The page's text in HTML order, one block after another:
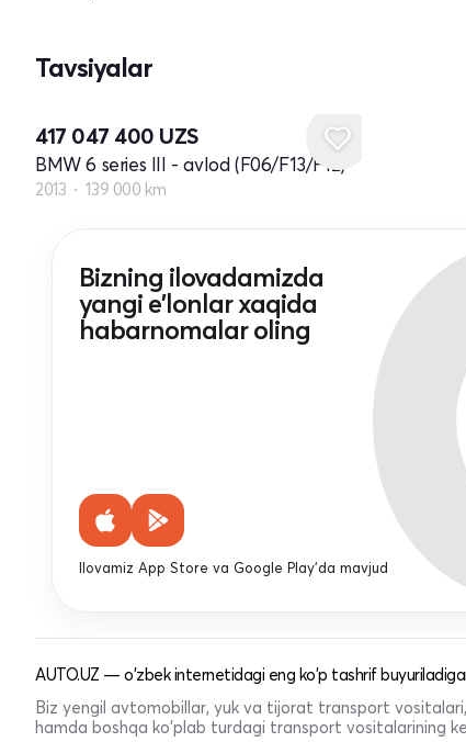
Tavsiyalar
417 047 400 UZS
BMW 6 series III - avlod (F06/F13/F12)
2013 139 000 km
Bizning ilovadamizda
yangi e'lonlar xaqida
habarnomalar oling
Ilovamiz App Store va Google Play'da mavjud
AUTO.UZ — o'zbek internetidagi eng ko'p tashrif
Biz yengil avtomobillar, yuk va tijorat transport
hamda boshqa ko'plab turdagi transport vositalarining